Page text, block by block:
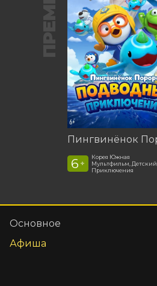
6 +
Корея Южная
Мультфильм, Детский,
Приключения
Основное
Афиша